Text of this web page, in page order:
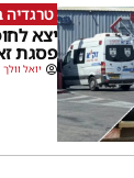
טרגדיה
יצא
פסגת
יואל וולך